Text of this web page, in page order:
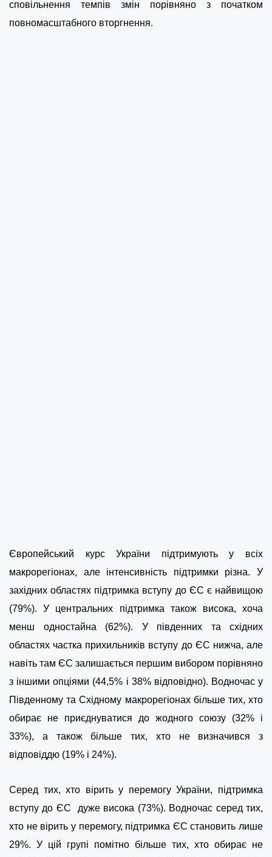
сповільнення темпів змін порівняно з початком
повномасштабного вторгнення.
Європейський курс України підтримують у всіх
макрорегіонах, але інтенсивність підтримки різна. У
західних областях підтримка вступу до ЄС є найвищою
(79%). У центральних підтримка також висока, хоча
менш одностайна (62%). У південних та східних
областях частка прихильників вступу до ЄС нижча, але
навіть там ЄС залишається першим вибором порівняно
з іншими опціями (44,5% і 38% відповідно). Водночас у
Південному та Східному макрорегіонах більше тих, хто
обирає не приєднуватися до жодного союзу (32% і
33%), а також більше тих, хто не визначився з
відповіддю (19% і 24%).
Серед тих, хто вірить у перемогу України, підтримка
вступу до ЄС дуже висока (73%). Водночас серед тих,
хто не вірить у перемогу, підтримка ЄС становить лише
29%. У цій групі помітно більше тих, хто обирає не